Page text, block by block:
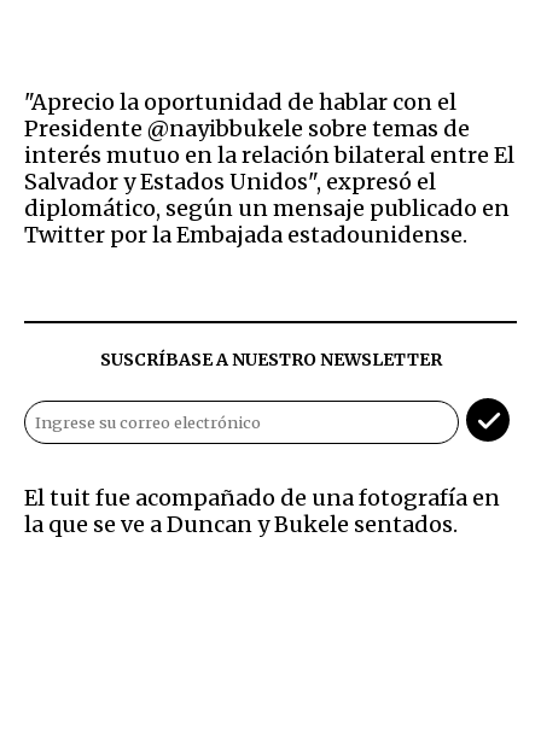
"Aprecio la oportunidad de hablar con el
Presidente @nayibbukele sobre temas de
interés mutuo en la relación bilateral entre El
Salvador y Estados Unidos", expresó el
diplomático, según un mensaje publicado en
Twitter por la Embajada estadounidense.
SUSCRÍBASE A NUESTRO NEWSLETTER
El tuit fue acompañado de una fotografía en
la que se ve a Duncan y Bukele sentados.